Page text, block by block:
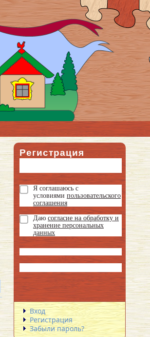
Регистрация
Я соглашаюсь с
условиями пользовательского
соглашения
Даю согласие на обработку и
хранение персональных
данных
Вход
Регистрация
Забыли пароль?